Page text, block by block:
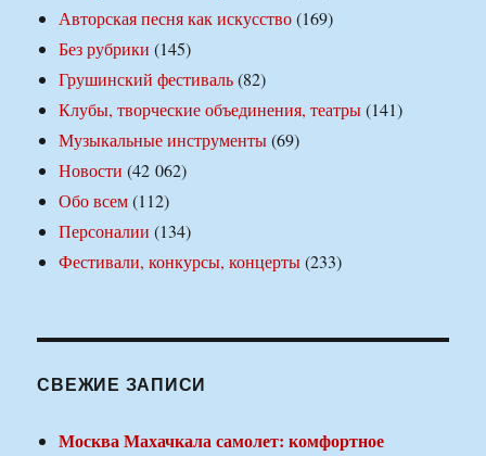
Авторская песня как искусство(169)
Без рубрики (145)
Грушинский фестиваль(82)
Клубы, творческие объединения, театры(141)
Музыкальные инструменты(69)
Новости (42 062)
Обо всем(112)
Персоналии (134)
Фестивали, конкурсы, концерты(233)
СВЕЖИЕ ЗАПИСИ
Москва Махачкала самолет: комфортное